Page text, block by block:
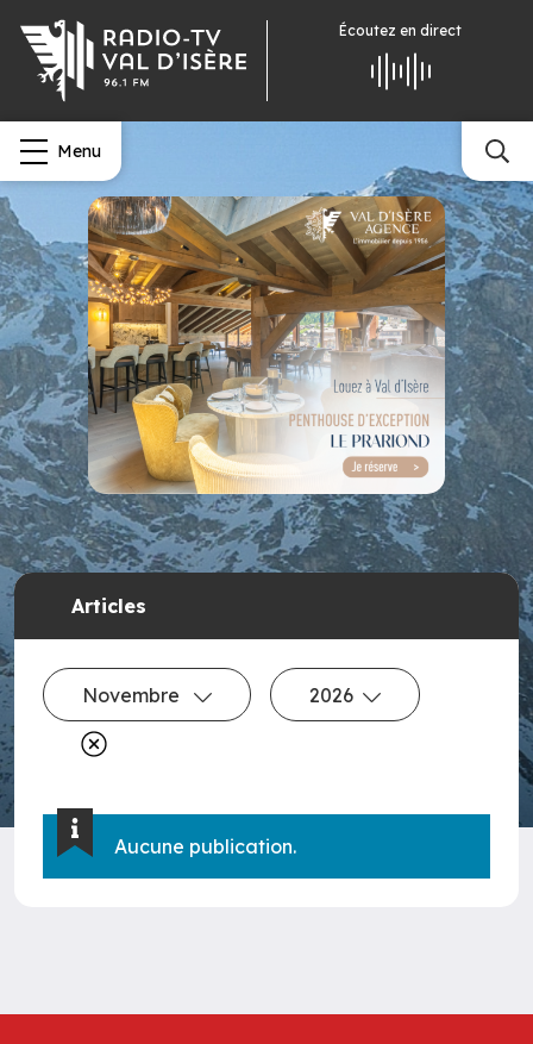
Écoutez en direct
Menu
Articles
Novembre 2026
Aucune publication.